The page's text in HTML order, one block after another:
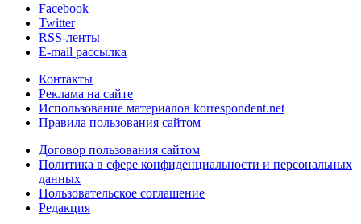
Facebook
Twitter
RSS-ленты
E-mail рассылка
Контакты
Реклама на сайте
Использование материалов korrespondent.net
Правила пользования сайтом
Договор пользования сайтом
Политика в сфере конфиденциальности и персональных
данных
Пользовательское соглашение
Редакция